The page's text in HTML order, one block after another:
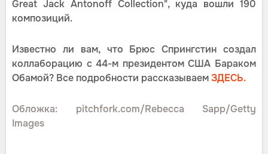
Great Jack Antonoff Collection", куда вошли 190
композиций.
Известно ли вам, что Брюс Спрингстин создал
коллаборацию с 44-м президентом США Бараком
Обамой? Все подробности рассказываемЗДЕСЬ.
Обложка: pitchfork.com/Rebecca Sapp/Getty
Images